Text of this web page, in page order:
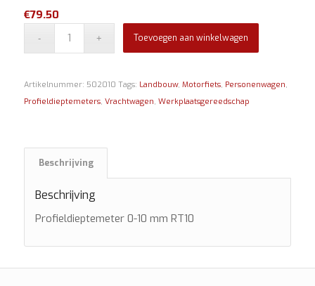
€79.50
Toevoegen aan winkelwagen
Artikelnummer: 502010 Tags: Landbouw, Motorfiets, Personenwagen,
Profieldieptemeters, Vrachtwagen, Werkplaatsgereedschap
Beschrijving
Beschrijving
Profieldieptemeter 0-10 mm RT10